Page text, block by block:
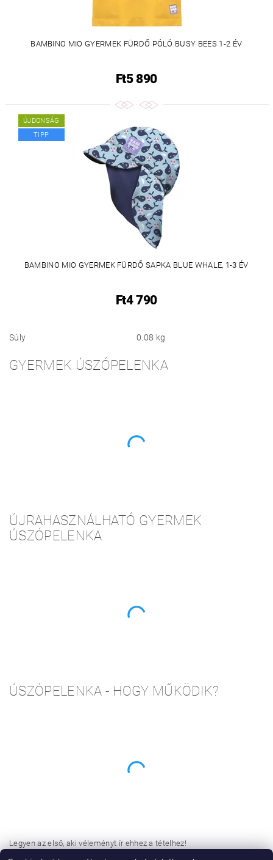
BAMBINO MIO GYERMEK FÜRDŐ PÓLÓ BUSY BEES 1-2 ÉV
Ft5 890
ÚJDONSÁG
TIPP
BAMBINO MIO GYERMEK FÜRDŐ SAPKA BLUE WHALE, 1-3 ÉV
Ft4 790
Súly 0.08 kg
GYERMEK ÚSZÓPELENKA
ÚJRAHASZNÁLHATÓ GYERMEK
ÚSZÓPELENKA
ÚSZÓPELENKA - HOGY MŰKÖDIK?
Legyen az első, aki véleményt ír ehhez a tételhez!